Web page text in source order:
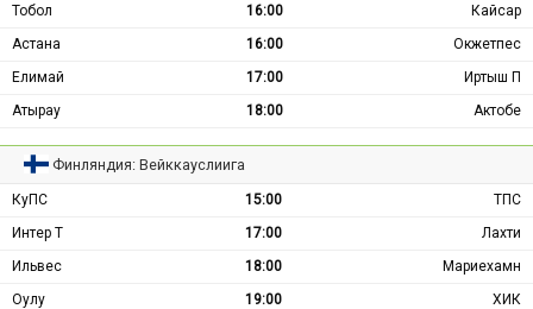
Тобол 16:00
Кайсар
Астана
16:00
Окжетпес
Елимай
17:00
Иртыш П
Атырау
18:00 Актобе
Финляндия: Вейккауслиига
КуПС 15:00
ТПС
Интер Т
17:00
Лахти
Ильвес
18:00
Мариехамн
Оулу
19:00 ХИК